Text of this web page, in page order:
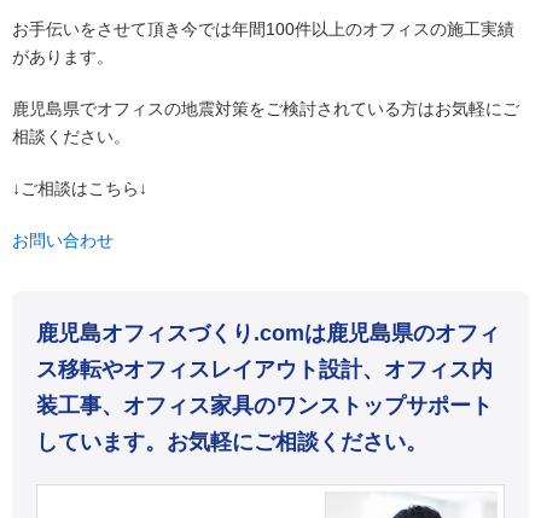
お手伝いをさせて頂き今では年間100件以上のオフィスの施工実績
があります。
鹿児島県でオフィスの地震対策をご検討されている方はお気軽にご
相談ください。
↓ご相談はこちら↓
お問い合わせ
鹿児島オフィスづくり.comは鹿児島県のオフィ
ス移転やオフィスレイアウト設計、オフィス内
装工事、オフィス家具のワンストップサポート
しています。お気軽にご相談ください。